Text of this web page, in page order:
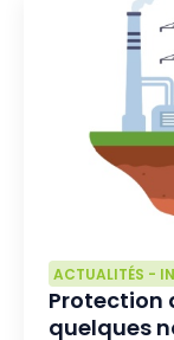
ACTUALITÉS -
Protection
quelques